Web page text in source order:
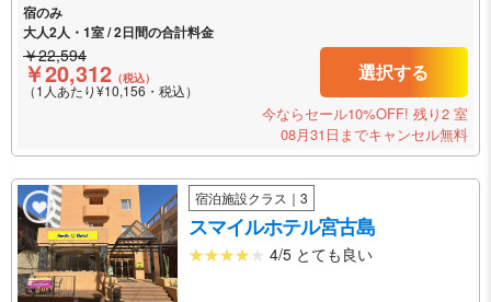
宿のみ
大人2人・1室 / 2日間の合計料金
￥22,594
￥20,312 （税込）
（1人あたり¥10,156・税込）
選択する
今ならセール10%OFF! 残り2 室
08月31日までキャンセル無料
宿泊施設クラス｜3
スマイルホテル宮古島
4/5 とても良い